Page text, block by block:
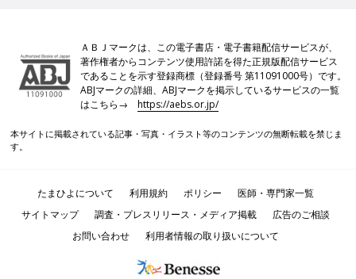
ＡＢＪマークは、この電子書店・電子書籍配信サービスが、
著作権者からコンテンツ使用許諾を得た正規版配信サービス
であることを示す登録商標（登録番号 第11091000号）です。
ABJマークの詳細、ABJマークを掲示しているサービスの一覧
はこちら→https://aebs.or.jp/
本サイトに掲載されている記事・写真・イラスト等のコンテンツの無断転載を禁じま
す。
たまひよについて 利用規約 ポリシー
医師・専門家一覧
サイトマップ
調査・プレスリリース・メディア掲載
広告のご相談
お問い合わせ
利用者情報の取り扱いについて